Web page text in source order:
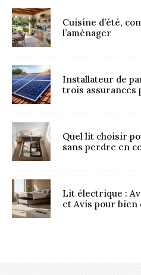
Cuisine d’été,
l’aménager
Installateur de
trois assurances
Quel lit choisir
sans perdre en
Lit électrique :
et Avis pour bien